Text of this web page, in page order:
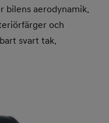
bilens aerodynamik.
och
svart tak.